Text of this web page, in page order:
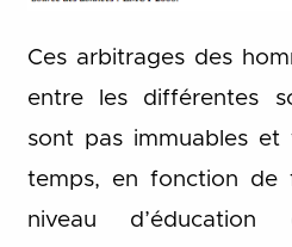
Ces arbitrages des
entre les différentes
sont pas immuables
temps, en fonction de
niveau